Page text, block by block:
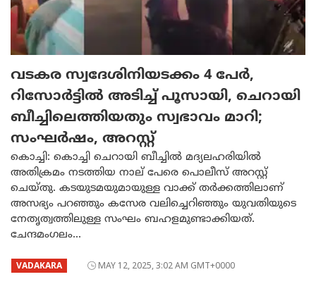
വടകര സ്വദേശിനിയടക്കം 4 പേർ,
റിസോർട്ടിൽ അടിച്ച് പൂസായി, ചെറായി
ബീച്ചിലെത്തിയതും സ്വഭാവം മാറി;
സംഘർഷം, അറസ്റ്റ്
കൊച്ചി: കൊച്ചി ചെറായി ബീച്ചിൽ മദ്യലഹരിയിൽ
അതിക്രമം നടത്തിയ നാല് പേരെ പൊലീസ് അറസ്റ്റ്
ചെയ്തു. കടയുടമയുമായുള്ള വാക്ക് തർക്കത്തിലാണ്
അസഭ്യം പറഞ്ഞും കസേര വലിച്ചെറിഞ്ഞും യുവതിയുടെ
നേതൃത്വത്തിലുള്ള സംഘം ബഹളമുണ്ടാക്കിയത്.
ചേന്ദമംഗലം...
VADAKARA MAY 12, 2025, 3:02 AM GMT+0000